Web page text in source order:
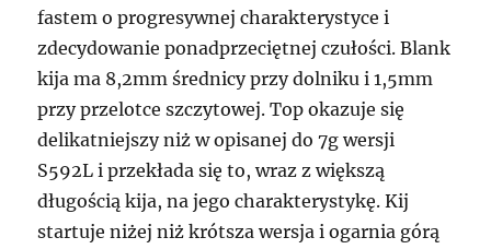
fastem o progresywnej charakterystyce i
zdecydowanie ponadprzeciętnej czułości. Blank
kija ma 8,2mm średnicy przy dolniku i 1,5mm
przy przelotce szczytowej. Top okazuje się
delikatniejszy niż w opisanej do 7g wersji
S592L i przekłada się to, wraz z większą
długością kija, na jego charakterystykę. Kij
startuje niżej niż krótsza wersja i ogarnia górą